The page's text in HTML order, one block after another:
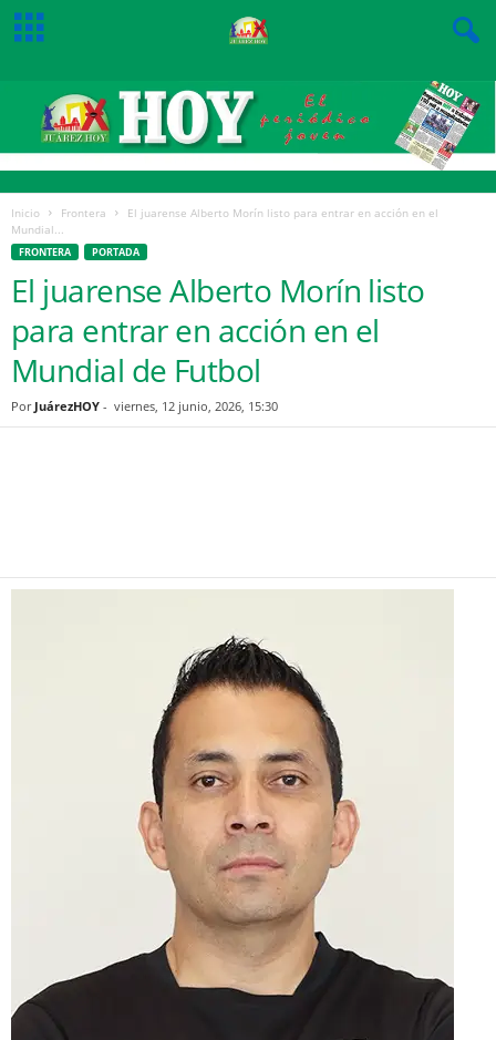
Inicio Frontera
El juarense Alberto Morín listo para entrar en acción en el
Mundial...
FRONTERA PORTADA
El juarense Alberto Morín listo
para entrar en acción en el
Mundial de Futbol
Por JuárezHOY - viernes, 12 junio, 2026, 15:30